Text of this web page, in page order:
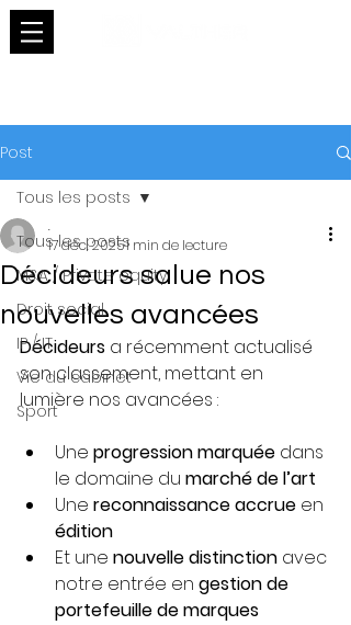
Post
Tous les posts
M&A / Private equity
Droit social
IP / IT
Vie du cabinet
Sport
Tous les posts
Décideurs salue nos
nouvelles avancées
.
17 déc. 20251 min de lecture
Décideurs a récemment actualisé
son classement, mettant en
lumière nos avancées :
Une progression marquée dans
le domaine du marché de l’art
Une reconnaissance accrue en
édition
Et une nouvelle distinction avec
notre entrée en gestion de
portefeuille de marques